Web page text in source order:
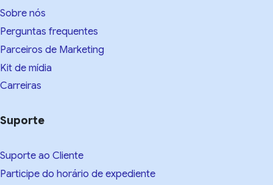
Sobre nós
Perguntas frequentes
Parceiros de Marketing
Kit de mídia
Carreiras
Suporte
Suporte ao Cliente
Participe do horário de expediente